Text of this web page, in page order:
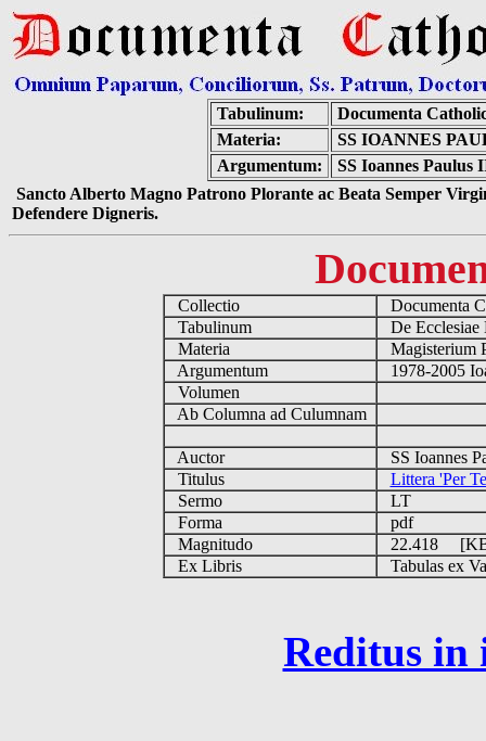
Tabulinum:
Documenta
Materia:
SS IOANNES
Argumentum:
SS Ioannes
Sancto Alberto Magno Patrono Plorante ac Beata Semper
Defendere Digneris.
Collectio
Documenta
Tabulinum
De
Materia
Magisterium
Argumentum
1978-2005
Volumen
Ab Columna ad Culumnam
Auctor
SS Ioannes
Titulus
Littera 'Per
Sermo
LT
Forma
pdf
Magnitudo
22.418
Ex Libris
Tabulas ex
Reditus in